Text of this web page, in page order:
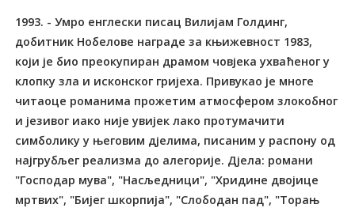
1993. - Умро енглески писац Вилијам Голдинг,
добитник Нобелове награде за књижевност 1983,
који је био преокупиран драмом човјека ухваћеног у
клопку зла и исконског гријеха. Привукао је многе
читаоце романима прожетим атмосфером злокобног
и језивог иако није увијек лако протумачити
симболику у његовим дјелима, писаним у распону од
најгрубљег реализма до алегорије. Дјела: романи
"Господар мува", "Насљедници", "Хридине двојице
мртвих", "Бијег шкорпија", "Слободан пад", "Торањ